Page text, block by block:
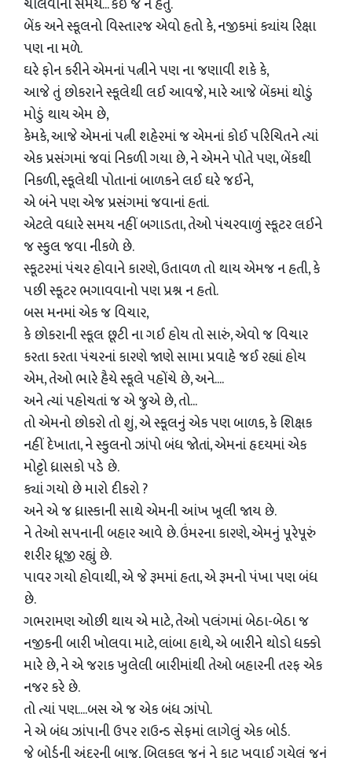
ચાલવાનો સમય... કંઈ જ ન હતું.
બેંક અને સ્કૂલનો વિસ્તારજ એવો હતો કે, નજીકમાં ક્યાંય રિક્ષા
પણ ના મળે.
ઘરે ફોન કરીને એમનાં પત્નીને પણ ના જણાવી શકે કે,
આજે તું છોકરાને સ્કૂલેથી લઈ આવજે, મારે આજે બેંકમાં થોડું
મોડું થાય એમ છે,
કેમકે, આજે એમનાં પત્ની શહેરમાં જ એમનાં કોઈ પરિચિતને ત્યાં
એક પ્રસંગમાં જવાં નિકળી ગયા છે, ને એમને પોતે પણ, બેંકથી
નિકળી, સ્કૂલેથી પોતાનાં બાળકને લઈ ઘરે જઈને,
એ બંને પણ એજ પ્રસંગમાં જવાનાં હતાં.
એટલે વધારે સમય નહીં બગાડતા, તેઓ પંચરવાળું સ્કૂટર લઈને
જ સ્કુલ જવા નીકળે છે.
સ્કૂટરમાં પંચર હોવાને કારણે, ઉતાવળ તો થાય એમજ ન હતી, કે
પછી સ્કૂટર ભગાવવાનો પણ પ્રશ્ન ન હતો.
બસ મનમાં એક જ વિચાર,
કે છોકરાની સ્કૂલ છૂટી ના ગઈ હોય તો સારું, એવો જ વિચાર
કરતા કરતા પંચરનાં કારણે જાણે સામા પ્રવાહે જઈ રહ્યાં હોય
એમ, તેઓ ભારે હૈયે સ્કૂલે પહોંચે છે, અને....
અને ત્યાં પહોચતાં જ એ જુએ છે, તો...
તો એમનો છોકરો તો શું, એ સ્કૂલનું એક પણ બાળક, કે શિક્ષક
નહીં દેખાતા, ને સ્કુલનો ઝાંપો બંધ જોતાં, એમનાં હૃદયમાં એક
મોટ્ટો ધ્રાસકો પડે છે.
ક્યાં ગયો છે મારો દીકરો ?
અને એ જ ધ્રાસ્કાની સાથે એમની આંખ ખૂલી જાય છે.
ને તેઓ સપનાની બહાર આવે છે. ઉંમરના કારણે, એમનું પૂરેપૂરું
શરીર ધ્રૂજી રહ્યું છે.
પાવર ગયો હોવાથી, એ જે રૂમમાં હતા, એ રૂમનો પંખા પણ બંધ
છે.
ગભરામણ ઓછી થાય એ માટે, તેઓ પલંગમાં બેઠા-બેઠા જ
નજીકની બારી ખોલવા માટે, લાંબા હાથે, એ બારીને થોડો ધક્કો
મારે છે, ને એ જરાક ખુલેલી બારીમાંથી તેઓ બહારની તરફ એક
નજર કરે છે.
તો ત્યાં પણ....બસ એ જ એક બંધ ઝાંપો.
ને એ બંધ ઝાંપાની ઉપર રાઉન્ડ સેફમાં લાગેલું એક બોર્ડ.